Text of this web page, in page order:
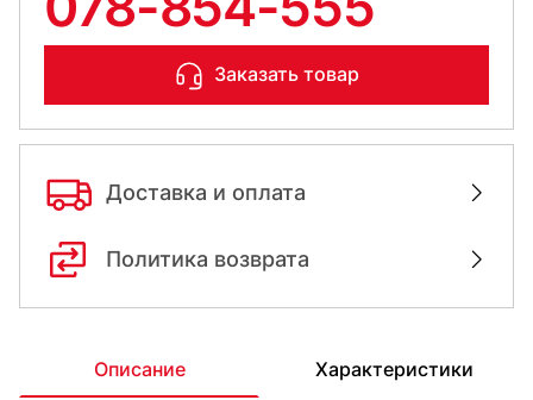
Заказать товар
Доставка и оплата
Политика возврата
Описание Характеристики